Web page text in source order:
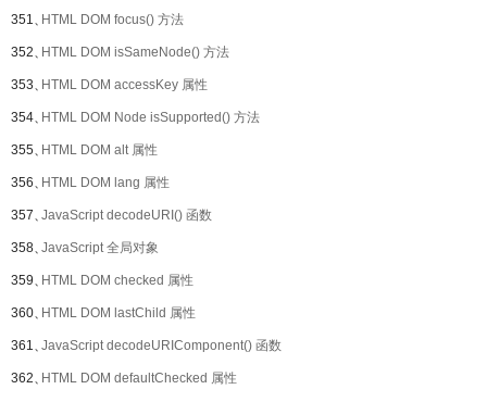
351、HTML DOM focus() 方法
352、HTML DOM isSameNode() 方法
353、HTML DOM accessKey 属性
354、HTML DOM Node isSupported() 方法
355、HTML DOM alt 属性
356、HTML DOM lang 属性
357、JavaScript decodeURI() 函数
358、JavaScript 全局对象
359、HTML DOM checked 属性
360、HTML DOM lastChild 属性
361、JavaScript decodeURIComponent() 函数
362、HTML DOM defaultChecked 属性